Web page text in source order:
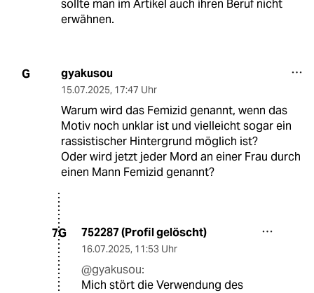
sollte man im Artikel auch ihren Beruf nicht
erwähnen.
G gyakusou
15.07.2025, 17:47 Uhr
Warum wird das Femizid genannt, wenn das
Motiv noch unklar ist und vielleicht sogar ein
rassistischer Hintergrund möglich ist?
Oder wird jetzt jeder Mord an einer Frau durch
einen Mann Femizid genannt?
7G 752287 (Profil gelöscht)
16.07.2025, 11:53 Uhr
@gyakusou:
Mich stört die Verwendung des